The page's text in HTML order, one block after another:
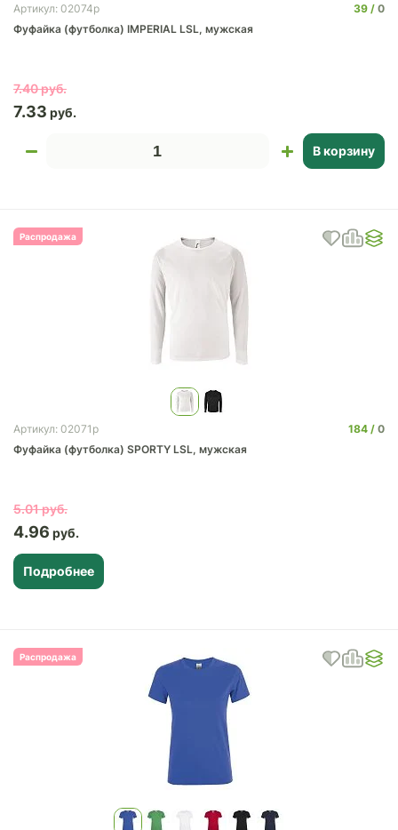
Артикул: 02074p 39
0
Фуфайка (футболка) IMPERIAL LSL, мужская
7.40
7.33
В корзину
Распродажа
Артикул: 02071p 184
0
Фуфайка (футболка) SPORTY LSL, мужская
5.01
4.96
Подробнее
Распродажа